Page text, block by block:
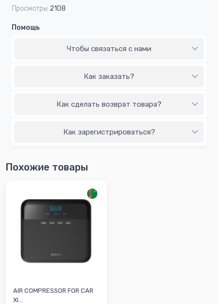
Просмотры 2108
Помощь
Чтобы связаться с нами
Как заказать?
Как сделать возврат товара?
Как зарегистрироваться?
Похожие товары
AIR COMPRESSOR FOR CAR
XI...